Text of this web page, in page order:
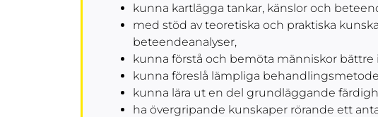
kunna kartlägga tankar, känslor och
med stöd av teoretiska och praktiska
beteendeanalyser,
kunna förstå och bemöta människor bättre
kunna föreslå lämpliga
kunna lära ut en del grundläggande
ha övergripande kunskaper rörande ett